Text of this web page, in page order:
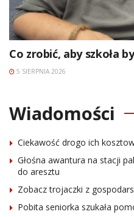
Co zrobić, aby szkoła
5 SIERPNIA 2026
Wiadomości
Ciekawość drogo ich
Głośna awantura na stacji
do aresztu
Zobacz trojaczki z
Pobita seniorka szukała